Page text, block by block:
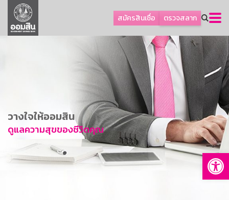
สมัครสินเชื่อ ตรวจสลาก
ลูกค้าธุรกิจ
ลูกค้าผู้ประกอบรายย่อย
การพัฒนาที่ยั่งยืน
ข่าวสาร
บริการทางการเงิน
อื่นๆ
วางใจให้ออมสิน
ดูแลความสุขของชีวิตคุณ